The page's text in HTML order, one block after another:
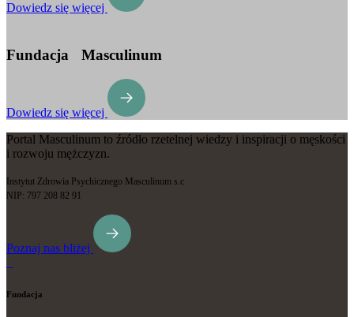
Dowiedz się więcej
Fundacja Masculinum
Dowiedz się więcej
Portal Masculinum to źródło rzetelnej wiedzy i inspiracji o męskości
i rozwoju mężczyzn.
Instytut Zdrowia Psychicznego Masculinum s.c
NIP: 797 208 82 91
Poznaj nas bliżej
Fundacja